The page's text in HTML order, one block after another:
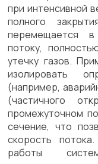
при интенсивной
полного
перемещается в
потоку,
утечку газов.
изолировать
(например,
(частичного
промежуточном
сечение, что
скорость
работы